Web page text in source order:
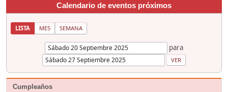
Calendario de eventos próximos
LISTA MES SEMANA
para
Cumpleaños